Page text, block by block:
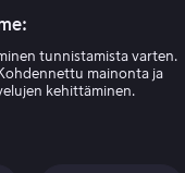
tunnistamista varten.
mainonta ja
kehittäminen.